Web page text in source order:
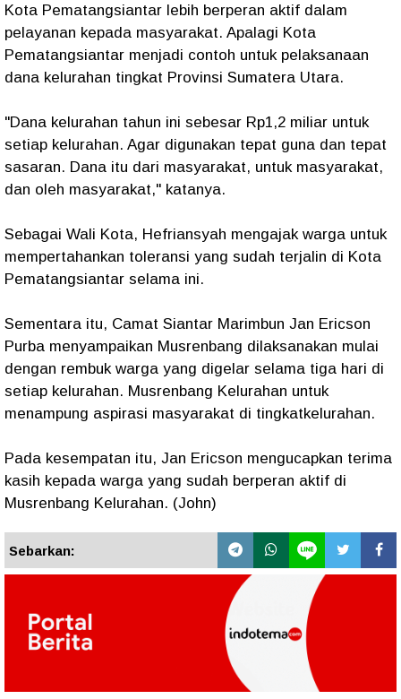
Kota Pematangsiantar lebih berperan aktif dalam
pelayanan kepada masyarakat. Apalagi Kota
Pematangsiantar menjadi contoh untuk pelaksanaan
dana kelurahan tingkat Provinsi Sumatera Utara.
"Dana kelurahan tahun ini sebesar Rp1,2 miliar untuk
setiap kelurahan. Agar digunakan tepat guna dan tepat
sasaran. Dana itu dari masyarakat, untuk masyarakat,
dan oleh masyarakat," katanya.
Sebagai Wali Kota, Hefriansyah mengajak warga untuk
mempertahankan toleransi yang sudah terjalin di Kota
Pematangsiantar selama ini.
Sementara itu, Camat Siantar Marimbun Jan Ericson
Purba menyampaikan Musrenbang dilaksanakan mulai
dengan rembuk warga yang digelar selama tiga hari di
setiap kelurahan. Musrenbang Kelurahan untuk
menampung aspirasi masyarakat di tingkatkelurahan.
Pada kesempatan itu, Jan Ericson mengucapkan terima
kasih kepada warga yang sudah berperan aktif di
Musrenbang Kelurahan. (John)
Sebarkan: